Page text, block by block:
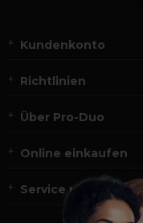
Kundenkonto
Richtlinien
Über Pro-Duo
Online einkaufen
Service und Kontakt